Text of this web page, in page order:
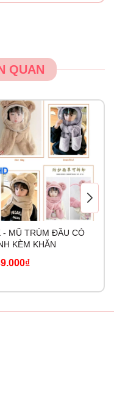
QUAN
- MŨ TRÙM ĐẦU CÓ
KÈM KHĂN